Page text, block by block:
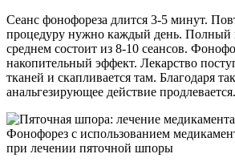
Сеанс фонофореза длится 3-5 минут.
процедуру нужно каждый день. Полный
среднем состоит из 8-10 сеансов.
накопительный эффект. Лекарство
тканей и скапливается там. Благодаря
анальгезирующее действие продлевается.
Фонофорез с использованием
при лечении пяточной шпоры